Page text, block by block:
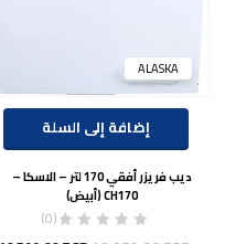
ALASKA
إضافة إلى السلة
ديب فريزر أفقي 170 لتر – الاسكا –
CH170 (أبيض)
(0)